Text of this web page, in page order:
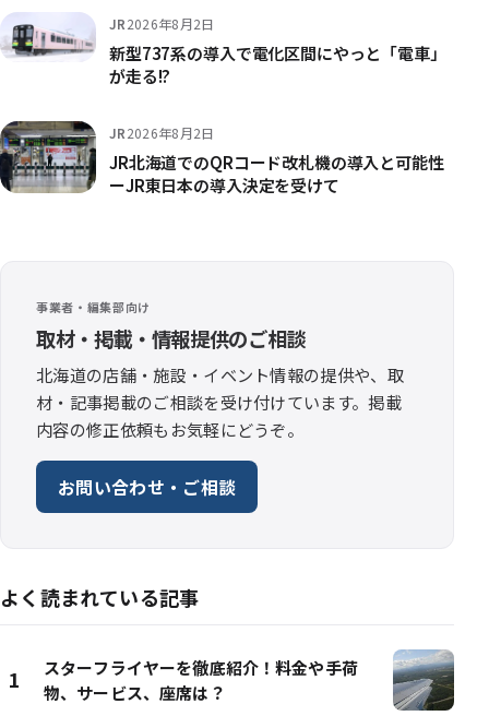
JR2026年8月2日
新型737系の導入で電化区間にやっと「電車」
が走る!?
JR2026年8月2日
JR北海道でのQRコード改札機の導入と可能性
ーJR東日本の導入決定を受けて
事業者・編集部向け
取材・掲載・情報提供のご相談
北海道の店舗・施設・イベント情報の提供や、取
材・記事掲載のご相談を受け付けています。掲載
内容の修正依頼もお気軽にどうぞ。
お問い合わせ・ご相談
よく読まれている記事
1
スターフライヤーを徹底紹介！料金や手荷
物、サービス、座席は？